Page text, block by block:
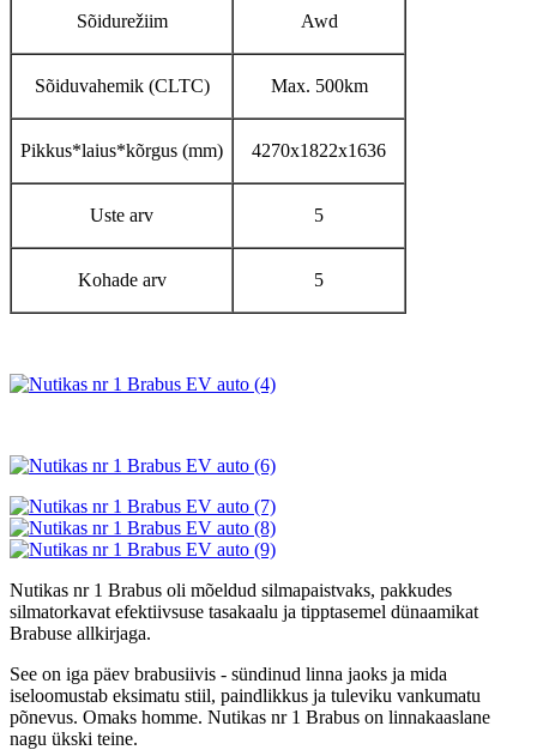
Sõidurežiim Awd
Sõiduvahemik (CLTC) Max. 500km
Pikkus*laius*kõrgus (mm) 4270x1822x1636
Uste arv 5
Kohade arv 5
Nutikas nr 1 Brabus oli mõeldud silmapaistvaks, pakkudes
silmatorkavat efektiivsuse tasakaalu ja tipptasemel dünaamikat
Brabuse allkirjaga.
See on iga päev brabusiivis - sündinud linna jaoks ja mida
iseloomustab eksimatu stiil, paindlikkus ja tuleviku vankumatu
põnevus. Omaks homme. Nutikas nr 1 Brabus on linnakaaslane
nagu ükski teine.